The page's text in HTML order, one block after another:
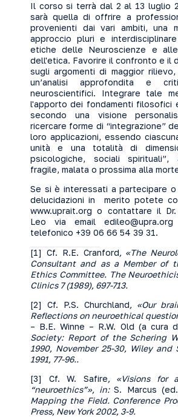
Il corso si terrà dal 2 al 13 luglio
sarà quella di offrire a
provenienti dai vari ambiti, una
approccio pluri e
etiche delle Neuroscienze e alle
dell'etica. Favorire il confronto e il
sugli argomenti di maggior
un’analisi approfondita e
neuroscientifici. Integrare tale
l'apporto dei fondamenti filosofici
secondo una visione
ricercare forme di “integrazione”
loro applicazioni, essendo
unità e una totalità di
psicologiche, sociali spirituali”,
fragile, malata o prossima alla
Se si è interessati a partecipare o
delucidazioni in merito potete
www.uprait.org o contattare il Dr.
Leo via email edileo@upra.org
telefonico +39 06 66 54 39 31.
[1] Cf. R.E. Cranford, «The
Consultant and as a Member of
Ethics Committee. The
Clinics 7 (1989), 697-713.
[2]
Cf. P.S. Churchland, «Our
Reflections on neuroethical
– B.E. Winne – R.W. Old (a cura
Society: Report of the Schering
1990, November 25-30, Wiley and
1991, 77-96..
[3]
Cf. W. Safire, «Visions for
“neuroethics”», in:S. Marcus
Mapping the Field. Conference
Press, New York 2002, 3-9.